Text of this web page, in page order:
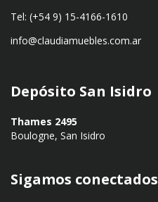
Tel: (+54 9) 15-4166-1610
info@claudiamuebles.com.ar
Depósito San Isidro
Thames 2495
Boulogne, San Isidro
Sigamos conectados